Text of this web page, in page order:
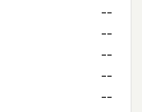
--
--
--
--
--